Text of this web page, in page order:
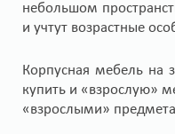
небольшом
и учтут возрастные
Корпусная мебель на
купить и «взрослую»
«взрослыми»